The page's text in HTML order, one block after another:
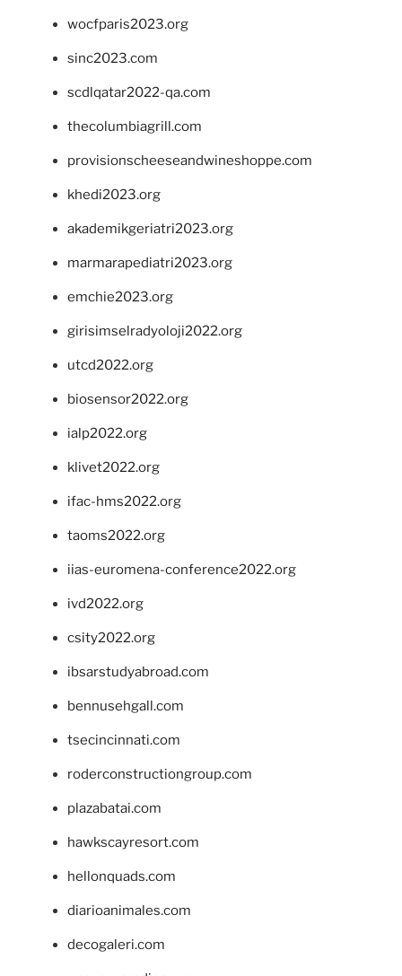
wocfparis2023.org
sinc2023.com
scdlqatar2022-qa.com
thecolumbiagrill.com
provisionscheeseandwineshoppe.com
khedi2023.org
akademikgeriatri2023.org
marmarapediatri2023.org
emchie2023.org
girisimselradyoloji2022.org
utcd2022.org
biosensor2022.org
ialp2022.org
klivet2022.org
ifac-hms2022.org
taoms2022.org
iias-euromena-conference2022.org
ivd2022.org
csity2022.org
ibsarstudyabroad.com
bennusehgall.com
tsecincinnati.com
roderconstructiongroup.com
plazabatai.com
hawkscayresort.com
hellonquads.com
diarioanimales.com
decogaleri.com